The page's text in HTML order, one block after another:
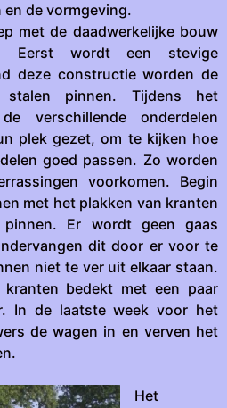
de vormgeving.
met de daadwerkelijke bouw
Eerst wordt een stevige
deze constructie worden de
pinnen. Tijdens het
verschillende onderdelen
plek gezet, om te kijken hoe
goed passen. Zo worden
voorkomen. Begin
met het plakken van kranten
Er wordt geen gaas
dit door er voor te
niet te ver uit elkaar staan.
bedekt met een paar
In de laatste week voor het
de wagen in en verven het
Het